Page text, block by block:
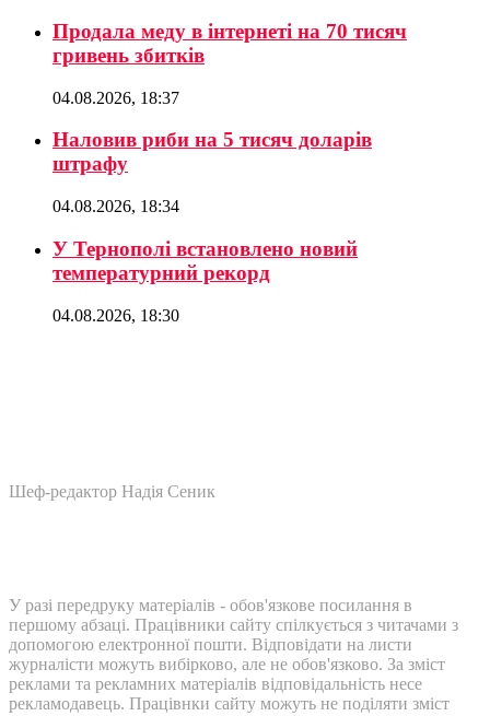
Продала меду в інтернеті на 70 тисяч
гривень збитків
04.08.2026, 18:37
Наловив риби на 5 тисяч доларів
штрафу
04.08.2026, 18:34
У Тернополі встановлено новий
температурний рекорд
04.08.2026, 18:30
Шеф-редактор Надія Сеник
У разі передруку матеріалів - обов'язкове посилання в
першому абзаці. Працівники сайту спілкується з читачами з
допомогою електронної пошти. Відповідати на листи
журналісти можуть вибірково, але не обов'язково. За зміст
реклами та рекламних матеріалів відповідальність несе
рекламодавець. Працівнки сайту можуть не поділяти зміст